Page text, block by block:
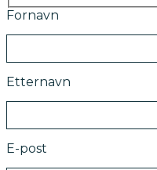
Fornavn
Etternavn
E-post